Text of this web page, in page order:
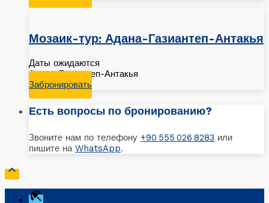
Мозаик-тур: Адана-Газиантеп-Антакья
Даты ожидаются
Адана-Газиантеп-Антакья
Забронировать
Есть вопросы по бронированию?
Звоните нам по телефону +90 555 026 8283 или
пишите на WhatsApp.

beach_access